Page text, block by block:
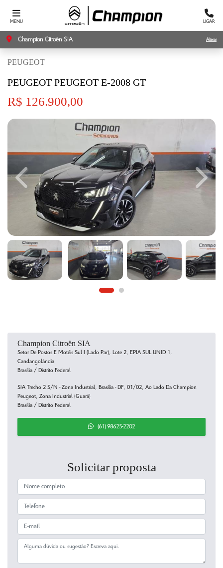
MENU LIGAR
Champion Citroën SIA Alterar
PEUGEOT
PEUGEOT PEUGEOT E-2008 GT
R$ 126.900,00
Previous Next
Champion Citroën SIA
Setor De Postos E Motéis Sul I (Lado Par), Lote 2, EPIA SUL UNID 1,
Candangolândia
Brasília / Distrito Federal
SIA Trecho 2 S/N - Zona Industrial, Brasília - DF, 01/02, Ao Lado Da Champion
Peugeot, Zona Industrial (Guará)
Brasília / Distrito Federal
(61) 98625-2202
Solicitar proposta